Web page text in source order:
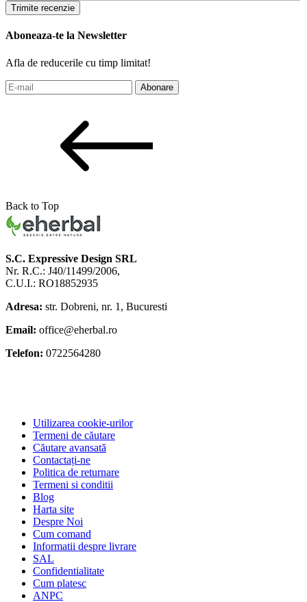
Trimite recenzie
Aboneaza-te la Newsletter
Afla de reducerile cu timp limitat!
Abonare
Back to Top
S.C. Expressive Design SRL
Nr. R.C.: J40/11499/2006,
C.U.I.: RO18852935
Adresa: str. Dobreni, nr. 1, Bucuresti
Email: office@eherbal.ro
Telefon: 0722564280
Utilizarea cookie-urilor
Termeni de căutare
Căutare avansată
Contactați-ne
Politica de returnare
Termeni si conditii
Blog
Harta site
Despre Noi
Cum comand
Informatii despre livrare
SAL
Confidentialitate
Cum platesc
ANPC